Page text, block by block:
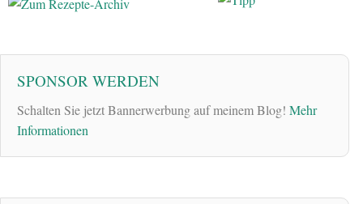
SPONSOR WERDEN
Schalten Sie jetzt Bannerwerbung auf meinem Blog! Mehr
Informationen